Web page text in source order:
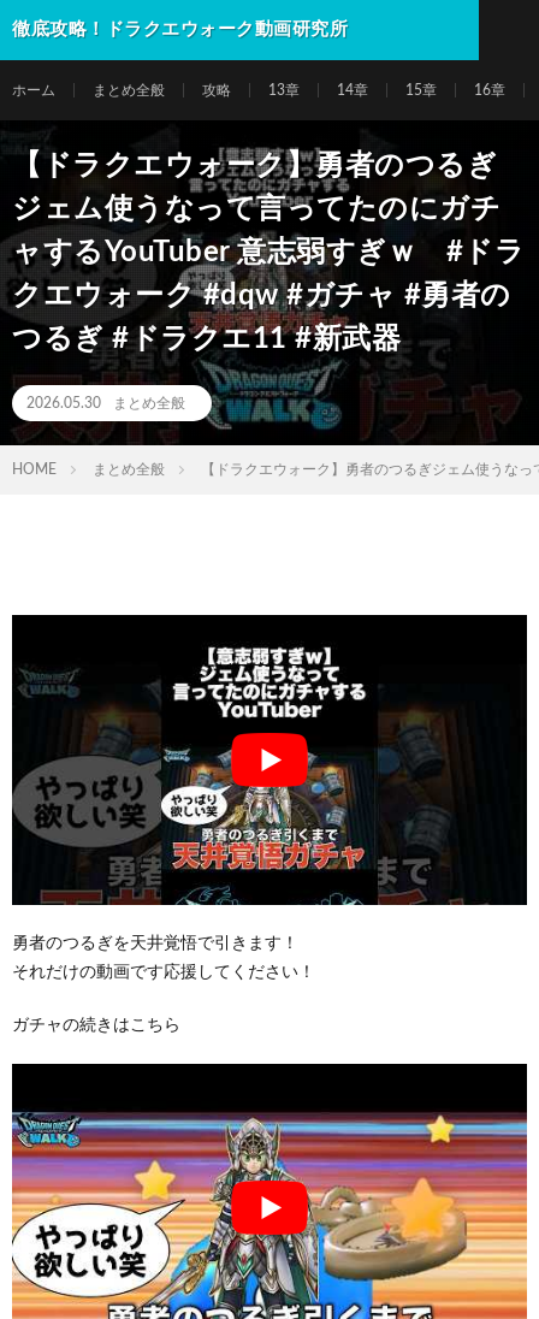
徹底攻略！ドラクエウォーク動画研究所
ホーム まとめ全般 攻略 13章 14章 15章 16章
【ドラクエウォーク】勇者のつるぎ
ジェム使うなって言ってたのにガチ
ャするYouTuber 意志弱すぎｗ #ドラ
クエウォーク #dqw #ガチャ #勇者の
つるぎ #ドラクエ11 #新武器
2026.05.30 まとめ全般
HOME まとめ全般 【ドラクエウォーク】勇者のつるぎジェム使うな
勇者のつるぎを天井覚悟で引きます！
それだけの動画です応援してください！
ガチャの続きはこちら